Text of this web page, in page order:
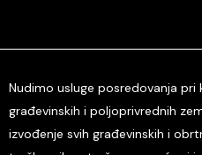
Nudimo usluge posredovanja
građevinskih i poljoprivrednih
izvođenje svih građevinskih i